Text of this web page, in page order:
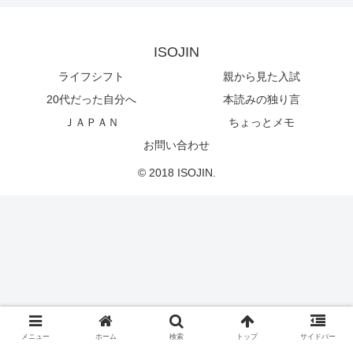
ISOJIN
ライフシフト
親から見た入試
20代だった自分へ
本読みの独り言
ＪＡＰＡＮ
ちょっとメモ
お問い合わせ
© 2018 ISOJIN.
メニュー ホーム 検索 トップ サイドバー